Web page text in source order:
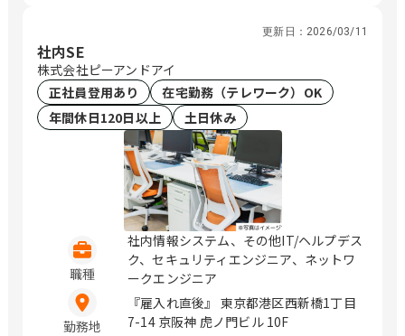
更新日： 2026/03/11
社内SE
株式会社ピーアンドアイ
正社員登用あり
在宅勤務（テレワーク）OK
年間休日120日以上
土日休み
職種
社内情報システム、その他IT/ヘルプデス
ク、セキュリティエンジニア、ネットワ
ークエンジニア
勤務地
『雇入れ直後』 東京都港区西新橋1丁目
7-14 京阪神 虎ノ門ビル 10F